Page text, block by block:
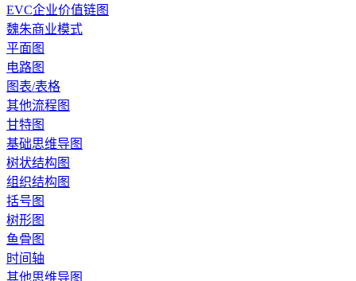
EVC企业价值链图
魏朱商业模式
平面图
电路图
图表/表格
其他流程图
甘特图
基础思维导图
树状结构图
组织结构图
括号图
树形图
鱼骨图
时间轴
其他思维导图